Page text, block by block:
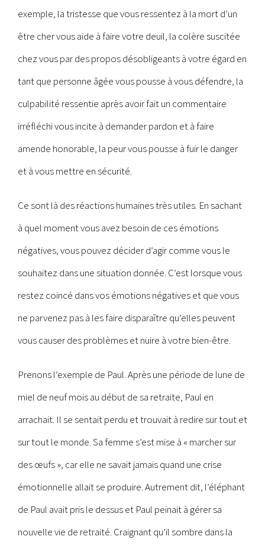
exemple, la tristesse que vous ressentez à la mort d’un
être cher vous aide à faire votre deuil, la colère suscitée
chez vous par des propos désobligeants à votre égard en
tant que personne âgée vous pousse à vous défendre, la
culpabilité ressentie après avoir fait un commentaire
irréfléchi vous incite à demander pardon et à faire
amende honorable, la peur vous pousse à fuir le danger
et à vous mettre en sécurité.
Ce sont là des réactions humaines très utiles. En sachant
à quel moment vous avez besoin de ces émotions
négatives, vous pouvez décider d’agir comme vous le
souhaitez dans une situation donnée. C’est lorsque vous
restez coincé dans vos émotions négatives et que vous
ne parvenez pas à les faire disparaître qu’elles peuvent
vous causer des problèmes et nuire à votre bien-être.
Prenons l’exemple de Paul. Après une période de lune de
miel de neuf mois au début de sa retraite, Paul en
arrachait. Il se sentait perdu et trouvait à redire sur tout et
sur tout le monde. Sa femme s’est mise à « marcher sur
des œufs », car elle ne savait jamais quand une crise
émotionnelle allait se produire. Autrement dit, l’éléphant
de Paul avait pris le dessus et Paul peinait à gérer sa
nouvelle vie de retraité. Craignant qu’il sombre dans la